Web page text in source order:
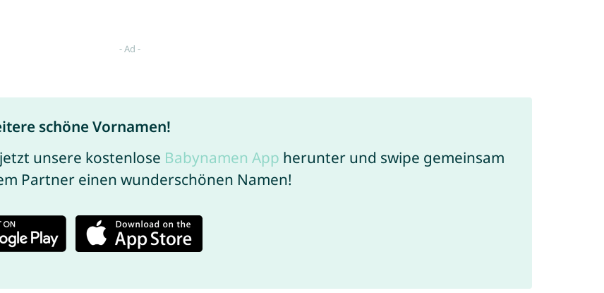
schöne Vornamen!
unsere kostenlose Babynamen App herunter und swipe gemeinsam
Partner einen wunderschönen Namen!